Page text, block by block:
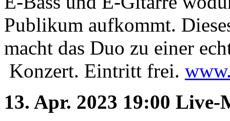
Austausch führt zur Inspiration. Neues
Die Liste unserer Rezepte für jede
Gelegenheit und Geschmack ist lang.
Publikum aufkommt.
macht das Duo zu einer
Konzert. Eintritt frei.
13. Apr. 2023 19:00 Live-